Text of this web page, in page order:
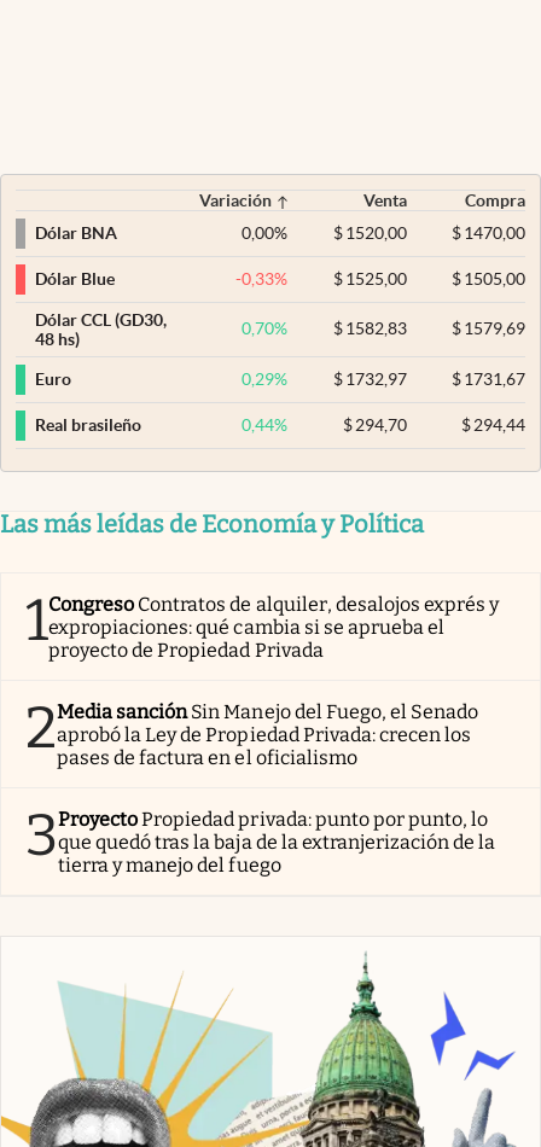
Variación Venta
Compra
Dólar BNA
0,00% $ 1520,00 $1470,00
Dólar Blue -0,33% $ 1525,00 $1505,00
Dólar CCL (GD30,
48 hs)
0,70% $ 1582,83 $1579,69
Euro 0,29% $ 1732,97 $1731,67
Real brasileño 0,44% $ 294,70 $294,44
Las más leídas de Economía y Política
1Congreso Contratos de alquiler, desalojos exprés y
expropiaciones: qué cambia si se aprueba el
proyecto de Propiedad Privada
2Media sanciónSin Manejo del Fuego, el Senado
aprobó la Ley de Propiedad Privada: crecen los
pases de factura en el oficialismo
3ProyectoPropiedad privada: punto por punto, lo
que quedó tras la baja de la extranjerización de la
tierra y manejo del fuego